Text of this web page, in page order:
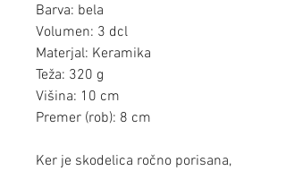
Barva: bela
Volumen: 3 dcl
Materjal: Keramika
Teža: 320 g
Višina: 10 cm
Premer (rob): 8 cm
Ker je skodelica ročno porisana,